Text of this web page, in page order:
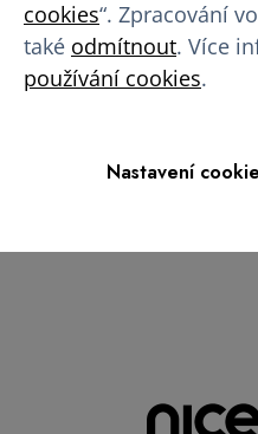
cookies“. Zpracování
také odmítnout. Více
používání cookies.
Nastavení